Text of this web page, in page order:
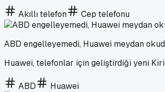
Akıllı telefon Cep telefonu
ABD engelleyemedi, Huawei meydan
Huawei, telefonlar için geliştirdiği yeni
ABD Huawei